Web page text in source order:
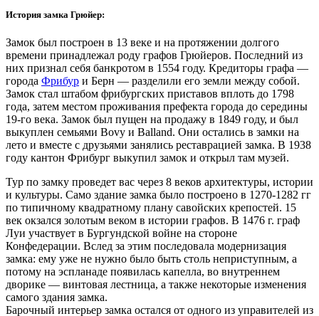
История замка Грюйер:
Замок был построен в 13 веке и на протяжении долгого
времени принадлежал роду графов Грюйеров. Последний из
них признал себя банкротом в 1554 году. Кредиторы графа —
города Фрибур и Берн — разделили его земли между собой.
Замок стал штабом фрибургских приставов вплоть до 1798
года, затем местом проживания префекта города до середины
19-го века. Замок был пущен на продажу в 1849 году, и был
выкуплен семьями Bovy и Balland. Они остались в замки на
лето и вместе с друзьями занялись реставрацией замка. В 1938
году кантон Фрибург выкупил замок и открыл там музей.
Тур по замку проведет вас через 8 веков архитектуры, истории
и культуры. Само здание замка было построено в 1270-1282 гг
по типичному квадратному плану савойских крепостей. 15
век окзался золотым веком в истории графов. В 1476 г. граф
Луи участвует в Бургундской войне на стороне
Конфедерации. Вслед за этим последовала модернизация
замка: ему уже не нужно было быть столь неприступным, а
потому на эспланаде появилась капелла, во внутреннем
дворике — винтовая лестница, а также некоторые изменения
самого здания замка.
Барочный интерьер замка остался от одного из управителей из